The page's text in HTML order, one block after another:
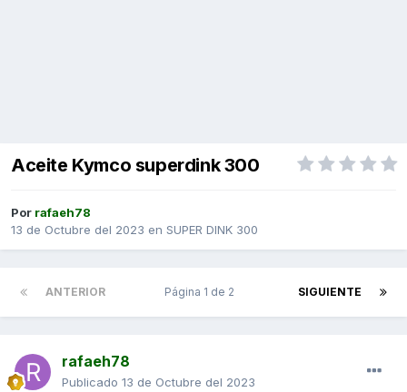
Aceite Kymco superdink 300
Por rafaeh78
13 de Octubre del 2023 en SUPER DINK 300
ANTERIOR SIGUIENTE
Página 1 de 2
rafaeh78
Publicado 13 de Octubre del 2023